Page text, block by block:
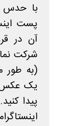
با حدس
پست
شرکت
(به طور
یک عکس
پیدا